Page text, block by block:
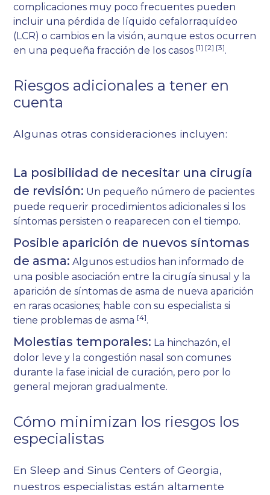
complicaciones muy poco frecuentes pueden
incluir una pérdida de líquido cefalorraquídeo
(LCR) o cambios en la visión, aunque estos ocurren
en una pequeña fracción de los casos [1] [2] [3].
Riesgos adicionales a tener en
cuenta
Algunas otras consideraciones incluyen:
La posibilidad de necesitar una cirugía
de revisión: Un pequeño número de pacientes
puede requerir procedimientos adicionales si los
síntomas persisten o reaparecen con el tiempo.
Posible aparición de nuevos síntomas
de asma: Algunos estudios han informado de
una posible asociación entre la cirugía sinusal y la
aparición de síntomas de asma de nueva aparición
en raras ocasiones; hable con su especialista si
tiene problemas de asma [4].
Molestias temporales: La hinchazón, el
dolor leve y la congestión nasal son comunes
durante la fase inicial de curación, pero por lo
general mejoran gradualmente.
Cómo minimizan los riesgos los
especialistas
En Sleep and Sinus Centers of Georgia,
nuestros especialistas están altamente